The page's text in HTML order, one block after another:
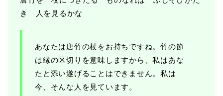
き 人を見るかな
あなたは唐竹の杖をお持ちですね。竹の節
は縁の区切りを意味しますから、私はあな
たと添い遂げることはできません。私は
今、そんな人を見ています。